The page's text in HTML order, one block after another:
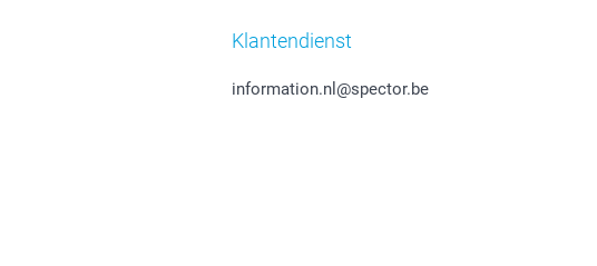
Klantendienst
information.nl@spector.be